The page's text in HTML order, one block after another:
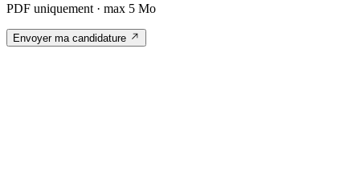
PDF uniquement · max 5 Mo
Envoyer ma candidature